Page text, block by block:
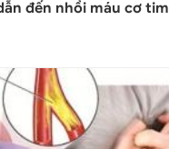
đến nhồi máu cơ tim